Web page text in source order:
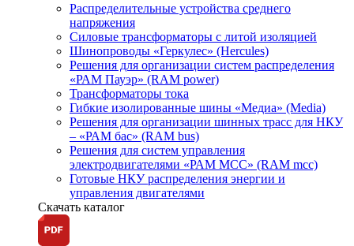
Распределительные устройства среднего
напряжения
Силовые трансформаторы с литой изоляцией
Шинопроводы «Геркулес» (Hercules)
Решения для организации систем распределения
«РАМ Пауэр» (RAM power)
Трансформаторы тока
Гибкие изолированные шины «Медиа» (Media)
Решения для организации шинных трасс для НКУ
– «РАМ бас» (RAM bus)
Решения для систем управления
электродвигателями «РАМ МСС» (RAM mcc)
Готовые НКУ распределения энергии и
управления двигателями
Скачать каталог